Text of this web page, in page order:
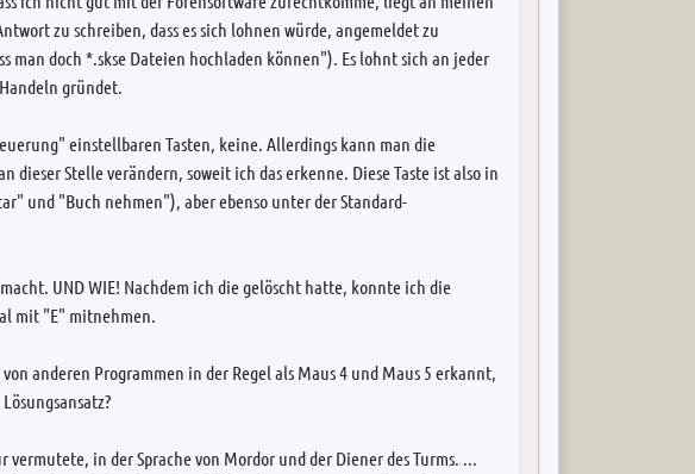
zu schreiben, dass es sich lohnen würde, angemeldet zu
man doch *.skse Dateien hochladen können"). Es lohnt sich an jeder
gründet.
einstellbaren Tasten, keine. Allerdings kann man die
Stelle verändern, soweit ich das erkenne. Diese Taste ist also in
und "Buch nehmen"), aber ebenso unter der Standard-
UND WIE! Nachdem ich die gelöscht hatte, konnte ich die
mit "E" mitnehmen.
anderen Programmen in der Regel als Maus 4 und Maus 5 erkannt,
in der Sprache von Mordor und der Diener des Turms. ...